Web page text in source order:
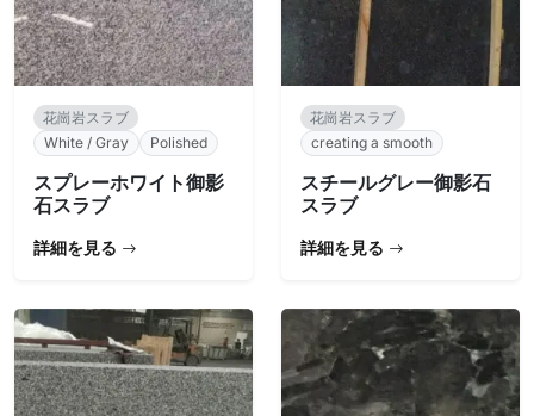
花崗岩スラブ
White / Gray
Polished
スプレーホワイト御影
石スラブ
詳細を見る
花崗岩スラブ
creating a smooth
スチールグレー御影石
スラブ
詳細を見る